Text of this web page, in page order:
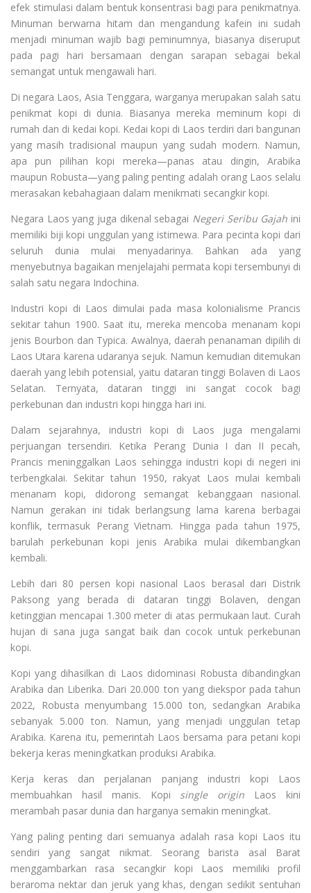
efek stimulasi dalam bentuk konsentrasi bagi para penikmatnya.
Minuman berwarna hitam dan mengandung kafein ini sudah
menjadi minuman wajib bagi peminumnya, biasanya diseruput
pada pagi hari bersamaan dengan sarapan sebagai bekal
semangat untuk mengawali hari.
Di negara Laos, Asia Tenggara, warganya merupakan salah satu
penikmat kopi di dunia. Biasanya mereka meminum kopi di
rumah dan di kedai kopi. Kedai kopi di Laos terdiri dari bangunan
yang masih tradisional maupun yang sudah modern. Namun,
apa pun pilihan kopi mereka—panas atau dingin, Arabika
maupun Robusta—yang paling penting adalah orang Laos selalu
merasakan kebahagiaan dalam menikmati secangkir kopi.
Negara Laos yang juga dikenal sebagai Negeri Seribu Gajah ini
memiliki biji kopi unggulan yang istimewa. Para pecinta kopi dari
seluruh dunia mulai menyadarinya. Bahkan ada yang
menyebutnya bagaikan menjelajahi permata kopi tersembunyi di
salah satu negara Indochina.
Industri kopi di Laos dimulai pada masa kolonialisme Prancis
sekitar tahun 1900. Saat itu, mereka mencoba menanam kopi
jenis Bourbon dan Typica. Awalnya, daerah penanaman dipilih di
Laos Utara karena udaranya sejuk. Namun kemudian ditemukan
daerah yang lebih potensial, yaitu dataran tinggi Bolaven di Laos
Selatan. Ternyata, dataran tinggi ini sangat cocok bagi
perkebunan dan industri kopi hingga hari ini.
Dalam sejarahnya, industri kopi di Laos juga mengalami
perjuangan tersendiri. Ketika Perang Dunia I dan II pecah,
Prancis meninggalkan Laos sehingga industri kopi di negeri ini
terbengkalai. Sekitar tahun 1950, rakyat Laos mulai kembali
menanam kopi, didorong semangat kebanggaan nasional.
Namun gerakan ini tidak berlangsung lama karena berbagai
konflik, termasuk Perang Vietnam. Hingga pada tahun 1975,
barulah perkebunan kopi jenis Arabika mulai dikembangkan
kembali.
Lebih dari 80 persen kopi nasional Laos berasal dari Distrik
Paksong yang berada di dataran tinggi Bolaven, dengan
ketinggian mencapai 1.300 meter di atas permukaan laut. Curah
hujan di sana juga sangat baik dan cocok untuk perkebunan
kopi.
Kopi yang dihasilkan di Laos didominasi Robusta dibandingkan
Arabika dan Liberika. Dari 20.000 ton yang diekspor pada tahun
2022, Robusta menyumbang 15.000 ton, sedangkan Arabika
sebanyak 5.000 ton. Namun, yang menjadi unggulan tetap
Arabika. Karena itu, pemerintah Laos bersama para petani kopi
bekerja keras meningkatkan produksi Arabika.
Kerja keras dan perjalanan panjang industri kopi Laos
membuahkan hasil manis. Kopi single origin Laos kini
merambah pasar dunia dan harganya semakin meningkat.
Yang paling penting dari semuanya adalah rasa kopi Laos itu
sendiri yang sangat nikmat. Seorang barista asal Barat
menggambarkan rasa secangkir kopi Laos memiliki profil
beraroma nektar dan jeruk yang khas, dengan sedikit sentuhan